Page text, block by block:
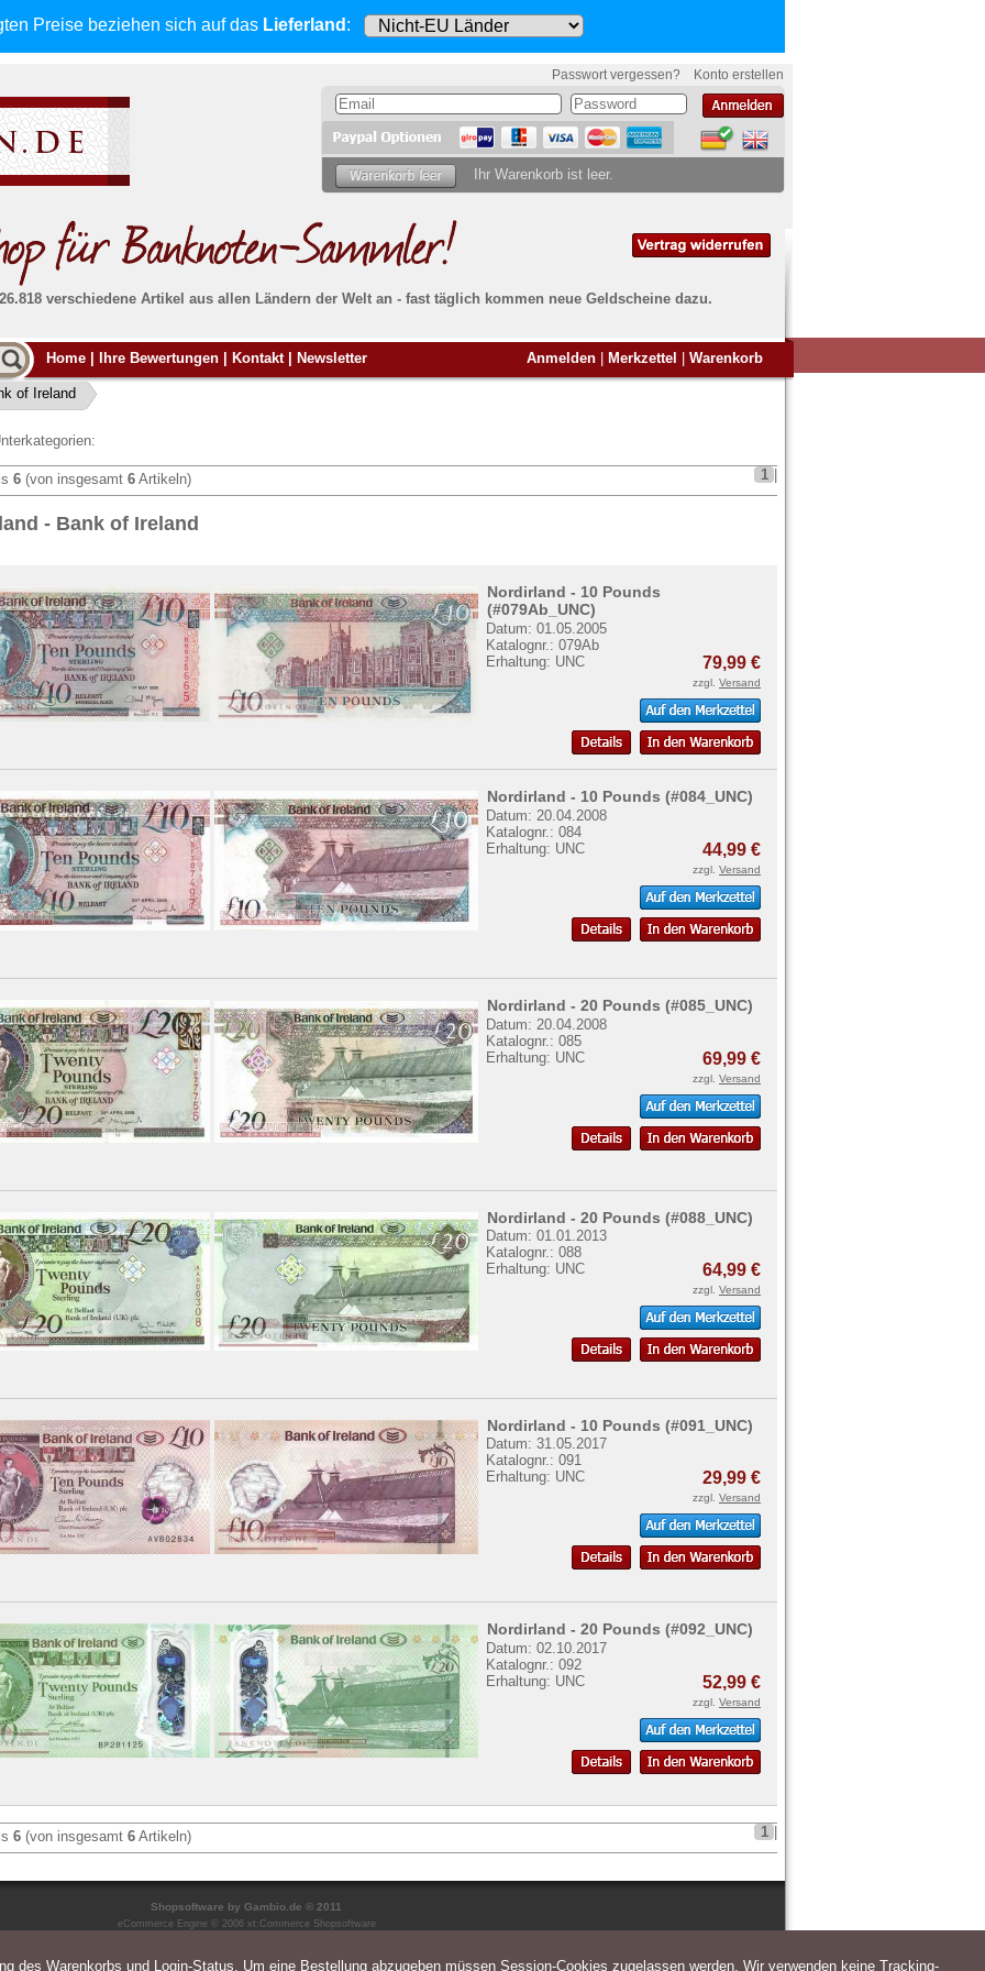
Preise beziehen sich auf das Lieferland :
Passwort vergessen? Konto erstellen
Ihr Warenkorb ist leer.
verschiedene Artikel aus allen Ländern der Welt an - fast täglich kommen neue Geldscheine dazu.
Alle Lieferungen, auch ins Ausland, werden
von uns voll versichert. Sie habenkein Risiko
falls die Sendung verloren geht oder beschädigt
wird.
Absolute Zuverlässigkeit:
Banknoten
Möchten Sie Banknoten
verkaufen?
Siehier.
Home Ihre Bewertungen Kontakt Newsletter Anmelden Merkzettel Warenkorb
of Ireland
6 (von insgesamt 6 Artikeln) 1
- Bank of Ireland
Nordirland - 10 Pounds
(#079Ab_UNC)
Datum: 01.05.2005
Katalognr.: 079Ab
Erhaltung: UNC
79,99 €
zzgl. Versand
Nordirland - 10 Pounds (#084_UNC)
Datum: 20.04.2008
Katalognr.: 084
Erhaltung: UNC
44,99 €
zzgl. Versand
Nordirland - 20 Pounds (#085_UNC)
Datum: 20.04.2008
Katalognr.: 085
Erhaltung: UNC
69,99 €
zzgl. Versand
Nordirland - 20 Pounds (#088_UNC)
Datum: 01.01.2013
Katalognr.: 088
Erhaltung: UNC
64,99 €
zzgl. Versand
Nordirland - 10 Pounds (#091_UNC)
Datum: 31.05.2017
Katalognr.: 091
Erhaltung: UNC
29,99 €
zzgl. Versand
Nordirland - 20 Pounds (#092_UNC)
Datum: 02.10.2017
Katalognr.: 092
Erhaltung: UNC
52,99 €
zzgl. Versand
6 (von insgesamt 6 Artikeln) 1
Shopsoftware by Gambio.de © 2011
eCommerce Engine © 2006 xt:Commerce Shopsoftware
des Warenkorbs und Login-Status. Um eine Bestellung abzugeben müssen Session-Cookies zugelassen werden. Wir verwenden keine Tracking-